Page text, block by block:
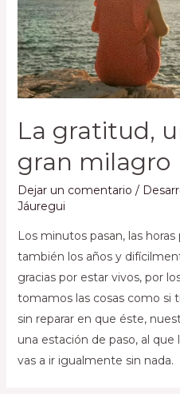
La gratitud,
gran milagro
Dejar un comentario /
Jáuregui
Los minutos pasan, las horas
también los años y
gracias por estar vivos, por
tomamos las cosas como si
sin reparar en que éste,
una estación de paso, al
vas a ir igualmente sin nada.